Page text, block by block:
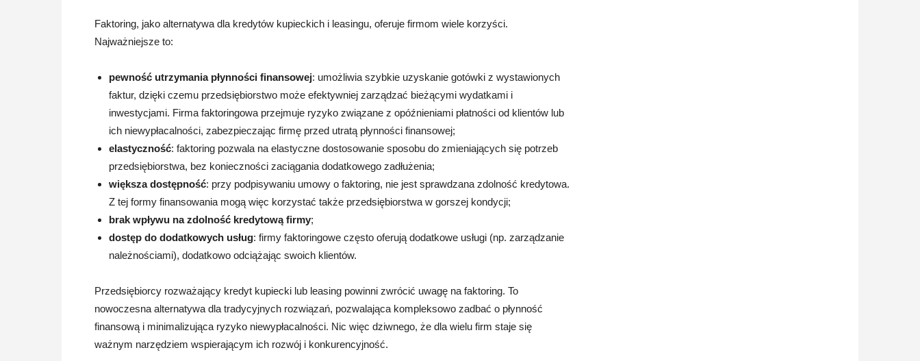
Faktoring, jako alternatywa dla kredytów kupieckich i leasingu, oferuje firmom wiele korzyści.
Najważniejsze to:
pewność utrzymania płynności finansowej: umożliwia szybkie uzyskanie gotówki z wystawionych
faktur, dzięki czemu przedsiębiorstwo może efektywniej zarządzać bieżącymi wydatkami i
inwestycjami. Firma faktoringowa przejmuje ryzyko związane z opóźnieniami płatności od klientów lub
ich niewypłacalności, zabezpieczając firmę przed utratą płynności finansowej;
elastyczność: faktoring pozwala na elastyczne dostosowanie sposobu do zmieniających się potrzeb
przedsiębiorstwa, bez konieczności zaciągania dodatkowego zadłużenia;
większa dostępność: przy podpisywaniu umowy o faktoring, nie jest sprawdzana zdolność kredytowa.
Z tej formy finansowania mogą więc korzystać także przedsiębiorstwa w gorszej kondycji;
brak wpływu na zdolność kredytową firmy;
dostęp do dodatkowych usług: firmy faktoringowe często oferują dodatkowe usługi (np. zarządzanie
należnościami), dodatkowo odciążając swoich klientów.
Przedsiębiorcy rozważający kredyt kupiecki lub leasing powinni zwrócić uwagę na faktoring. To
nowoczesna alternatywa dla tradycyjnych rozwiązań, pozwalająca kompleksowo zadbać o płynność
finansową i minimalizująca ryzyko niewypłacalności. Nic więc dziwnego, że dla wielu firm staje się
ważnym narzędziem wspierającym ich rozwój i konkurencyjność.